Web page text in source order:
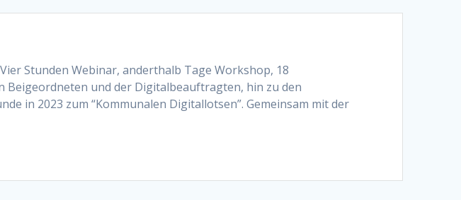
Stunden Webinar, anderthalb Tage Workshop, 18
und der Digitalbeauftragten, hin zu den
in 2023 zum “Kommunalen Digitallotsen”. Gemeinsam mit der